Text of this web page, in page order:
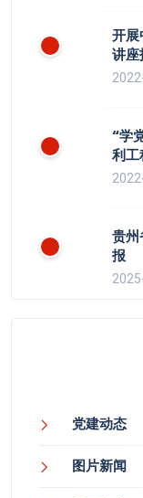
开
讲座
“学
利工
贵
报
党建动态
图片新闻